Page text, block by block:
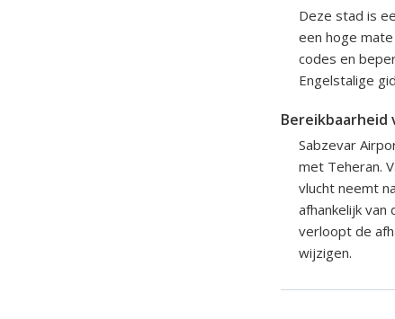
Deze stad is
een hoge
codes en
Engelstalige
Bereikbaarheid
Sabzevar
met Teheran.
vlucht neemt
afhankelijk
verloopt de
wijzigen.